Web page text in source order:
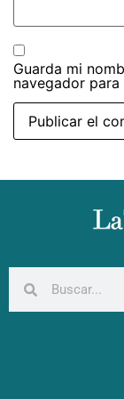
Guarda mi
navegador